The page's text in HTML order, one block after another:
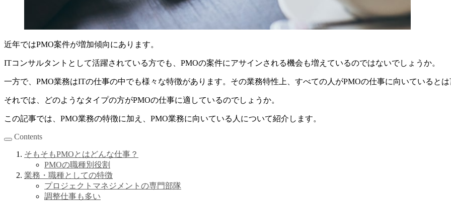
近年ではPMO案件が増加傾向にあります。
ITコンサルタントとして活躍されている方でも、PMOの案件にアサインされる機会も増えているのではないでしょうか。
一方で、PMO業務はITの仕事の中でも様々な特徴があります。その業務特性上、すべての人がPMOの仕事に向いているとは
それでは、どのようなタイプの方がPMOの仕事に適しているのでしょうか。
この記事では、PMO業務の特徴に加え、PMO業務に向いている人について紹介します。
Contents
そもそもPMOとはどんな仕事？
PMOの職種別役割
業務・職種としての特徴
プロジェクトマネジメントの専門部隊
調整仕事も多い